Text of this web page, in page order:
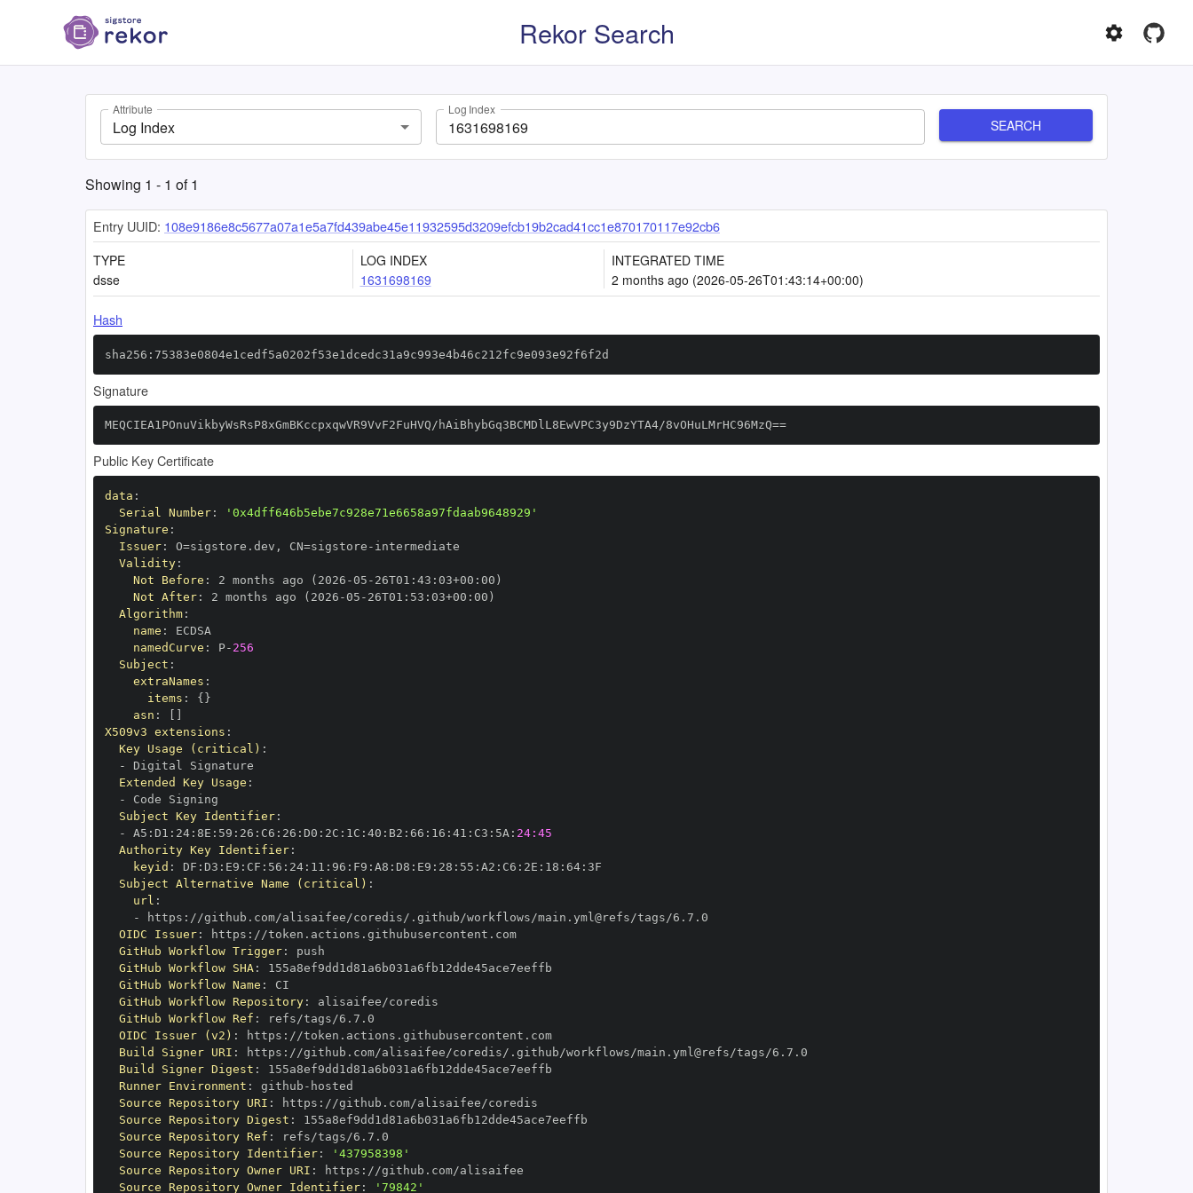
Rekor Search
Attribute
Log Index
Log Index
SEARCH
Showing 1 - 1 of1
Entry UUID: 108e9186e8c5677a07a1e5a7fd439abe45e11932595d3209efcb19b2cad41cc1e870170117e92cb6
TYPE
dsse
LOG INDEX
1631698169
INTEGRATED TIME
2 months ago (2026-05-26T01:43:14+00:00)
Hash
sha256:75383e0804e1cedf5a0202f53e1dcedc31a9c993e4b46c212fc9e093e92f6f2d
Signature
MEQCIEA1POnuVikbyWsRsP8xGmBKccpxqwVR9VvF2FuHVQ/hAiBhybGq3BCMDlL8EwVPC3y9DzYTA4/8vOHuLMrHC96MzQ==
Public Key Certificate
data :
Serial Number:
'0x4dff646b5ebe7c928e71e6658a97fdaab9648929'
Signature :
Issuer: O=sigstore.dev , CN=sigstore -
Validity:
Not Before : 2 months ago (2026 -05 - 26T01 : 43 : 03+00 :
Not After: 2 months ago (2026 -05 - 26T01 : 53 : 03+00 :
Algorithm:
name :
namedCurve : P- 256
Subject :
extraNames :
items : { }
asn :
X509v3 extensions :
Key Usage (critical) :
-
Extended Key Usage :
-
Subject Key Identifier:
-
A5 : D1 : 24: 8E : 59 : 26 : C6 : 26 : D0 : 2C : 1C : 40 : B2 : 66 : 16 : 41 : C3 : 5A : 24:45
Authority Key Identifier:
keyid : DF : D3 : E9 : CF : 56 : 24: 11 : 96 : F9 : A8 : D8 : E9 : 28 : 55 : A2 : C6 : 2E : 18 : 64:
Subject Alternative Name (critical) :
url :
-
https :
OIDC Issuer: https :
//token.actions.githubusercontent.com
GitHub Workflow Trigger:
GitHub Workflow SHA:
GitHub Workflow Name :
GitHub Workflow Repository:
GitHub Workflow Ref :
OIDC Issuer (v2) : https :
//token.actions.githubusercontent.com
Build Signer URI : https :
Build Signer Digest :
Runner Environment : github -
Source Repository URI : https :
Source Repository Digest :
Source Repository Ref :
Source Repository Identifier:
'437958398'
Source Repository Owner URI : https :
Source Repository Owner Identifier: '79842'